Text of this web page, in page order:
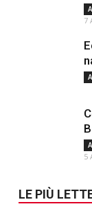
7
5
LE PIÙ